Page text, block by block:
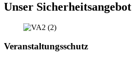
Unser Sicherheitsangebot
Veranstaltungsschutz